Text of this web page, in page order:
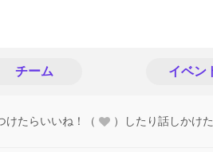
チーム イベン
けたらいいね！（ ）したり話しかけ